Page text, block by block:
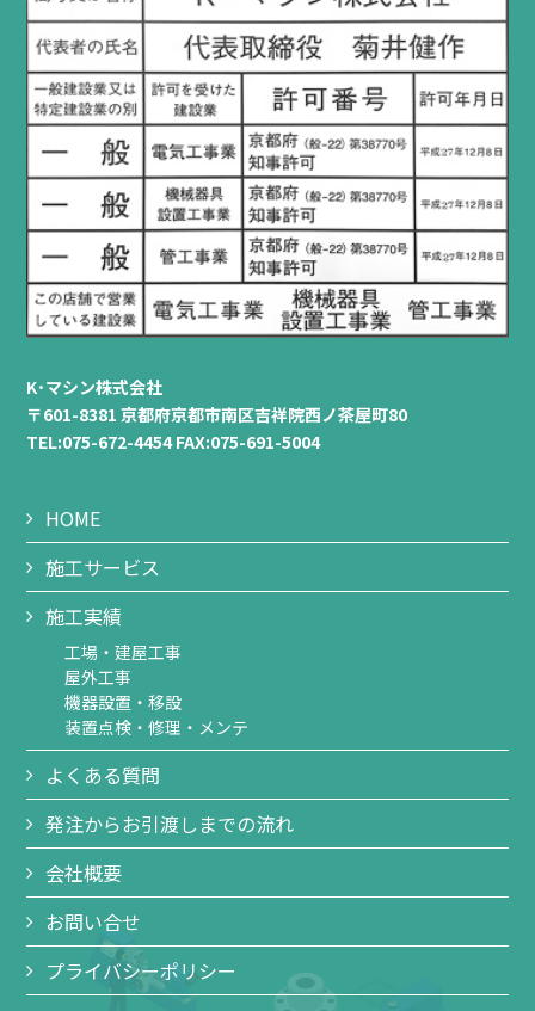
K･マシン株式会社
〒601-8381 京都府京都市南区吉祥院西ノ茶屋町80
TEL:075-672-4454 FAX:075-691-5004
HOME
施工サービス
施工実績
工場・建屋工事
屋外工事
機器設置・移設
装置点検・修理・メンテ
よくある質問
発注からお引渡しまでの流れ
会社概要
お問い合せ
プライバシーポリシー